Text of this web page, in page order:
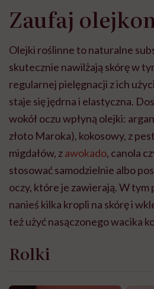
Zaufaj
Olejki roślinne to naturalne
skutecznie nawilżają skórę w
regularnej pielęgnacji z ich
staje się jędrna i elastyczna.
wokół oczu wpłyną olejki:
złoto Maroka), kokosowy, z
migdałów, zawokado, canola
stosować samodzielnie albo
oczy, które je zawierają. W
nanieś kilka kropli na skórę i
też użyć nasączonego wacika
Rolki